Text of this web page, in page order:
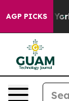
AGP PICKS
York...